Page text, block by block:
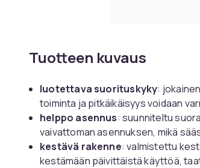
Tuotteen kuvaus
luotettava suorituskyky:
toiminta ja pitkäikäisyys voidaan
helppo asennus: suunniteltu
vaivattoman asennuksen, mikä
kestävä rakenne: valmistettu
kestämään päivittäistä käyttöä,